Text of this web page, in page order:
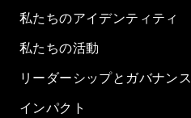
私たちのアイデンティティ
私たちの活動
リーダーシップとガバナンス
インパクト